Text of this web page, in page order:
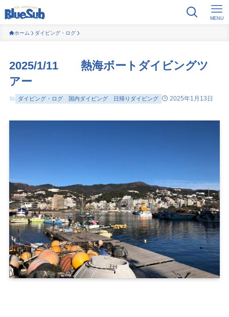
MENU
ホーム ダイビング・ログ
2025/1/11 熱海ボートダイビングツ
アー
ダイビング・ログ 国内ダイビング 日帰りダイビング 2025年1月13日